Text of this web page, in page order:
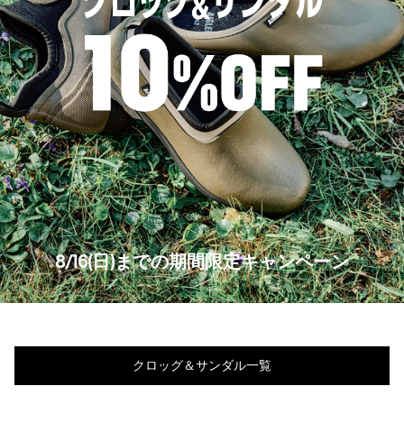
8/16(日)までの期間限定キャンペーン
クロッグ＆サンダル一覧